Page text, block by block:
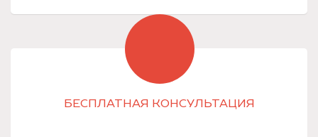
БЕСПЛАТНАЯ КОНСУЛЬТАЦИЯ